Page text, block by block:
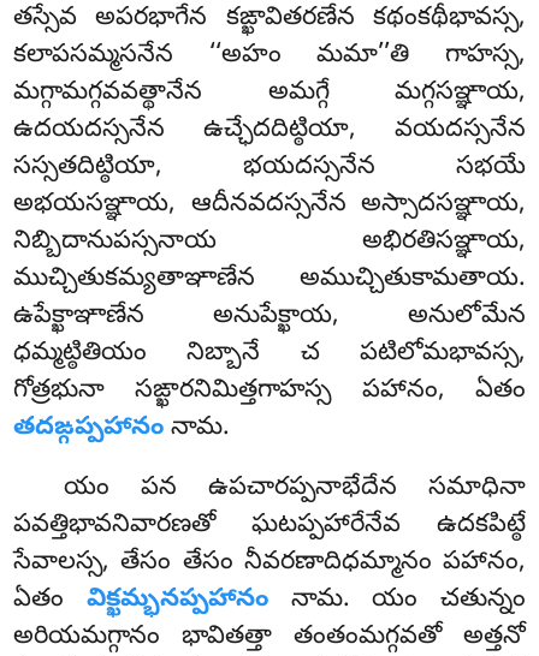
తస్సేవ అపరభాగేన కఙ్ఖావితరణేన కథంకథీభావస్స,
కలాపసమ్మసనేన ‘‘అహం మమా’’తి గాహస్స,
మగ్గామగ్గవవత్థానేన అమగ్గే మగ్గసఞ్ఞాయ,
ఉదయదస్సనేన ఉచ్ఛేదదిట్ఠియా, వయదస్సనేన
సస్సతదిట్ఠియా, భయదస్సనేన సభయే
అభయసఞ్ఞాయ, ఆదీనవదస్సనేన అస్సాదసఞ్ఞాయ,
నిబ్బిదానుపస్సనాయ అభిరతిసఞ్ఞాయ,
ముచ్చితుకమ్యతాఞాణేన అముచ్చితుకామతాయ.
ఉపేక్ఖాఞాణేన అనుపేక్ఖాయ, అనులోమేన
ధమ్మట్ఠితియం నిబ్బానే చ పటిలోమభావస్స,
గోత్రభునా సఙ్ఖారనిమిత్తగాహస్స పహానం, ఏతం
తదఙ్గప్పహానం నామ.
యం పన ఉపచారప్పనాభేదేన సమాధినా
పవత్తిభావనివారణతో ఘటప్పహారేనేవ ఉదకపిట్ఠే
సేవాలస్స, తేసం తేసం నీవరణాదిధమ్మానం పహానం,
ఏతం విక్ఖమ్భనప్పహానంనామ. యం చతున్నం
అరియమగ్గానం భావితత్తా తంతంమగ్గవతో అత్తనో